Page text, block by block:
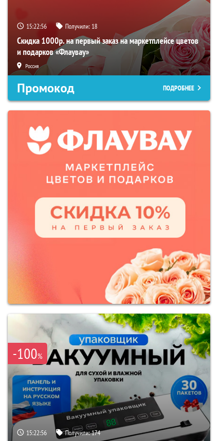
15:22:55 Получили: 18
Скидка 1000р. на первый заказ на маркетплейсе цветов
и подарков «Флаувау»
Россия
Промокод ПОДРОБНЕЕ
-100%
15:22:55 Получили:174